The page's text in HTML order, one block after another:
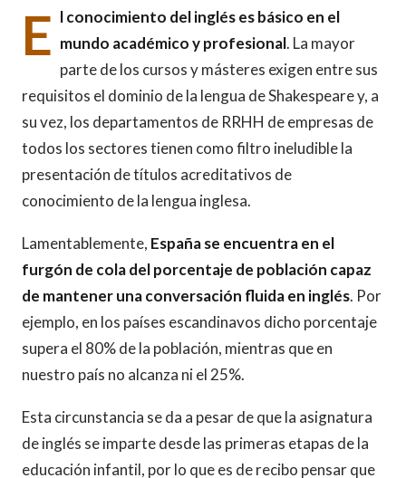
E l conocimiento del inglés es básico en el
mundo académico y profesional. La mayor
parte de los cursos y másteres exigen entre sus
requisitos el dominio de la lengua de Shakespeare y, a
su vez, los departamentos de RRHH de empresas de
todos los sectores tienen como filtro ineludible la
presentación de títulos acreditativos de
conocimiento de la lengua inglesa.
Lamentablemente, España se encuentra en el
furgón de cola del porcentaje de población capaz
de mantener una conversación fluida en inglés. Por
ejemplo, en los países escandinavos dicho porcentaje
supera el 80% de la población, mientras que en
nuestro país no alcanza ni el 25%.
Esta circunstancia se da a pesar de que la asignatura
de inglés se imparte desde las primeras etapas de la
educación infantil, por lo que es de recibo pensar que